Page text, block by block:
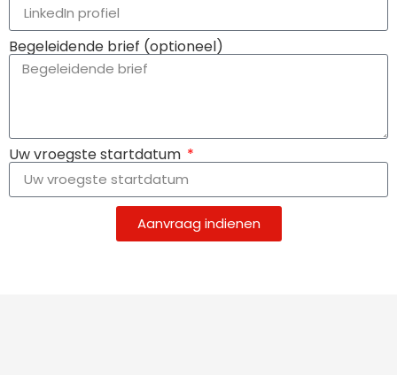
Begeleidende brief (optioneel)
Uw vroegste startdatum
Aanvraag indienen